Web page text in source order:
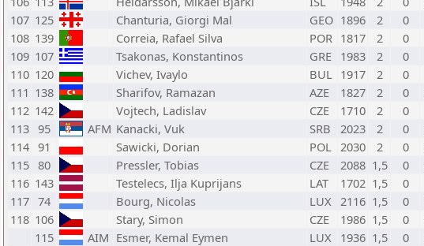
107 125 Chanturia, Giorgi Mal GEO 1896 2 0
108 139 Correia, Rafael Silva POR 1817 2 0
109 107 Tsakonas, Konstantinos GRE 1983 2 0
110 120 Vichev, Ivaylo BUL 1917 2 0
111 138 Sharifov, Ramazan AZE 1827 2 0
112 142 Vojtech, Ladislav CZE 1710 2 0
113 95 AFM Kanacki, Vuk SRB 2023 2 0
114 91 Sawicki, Dorian POL 2030 2 0
115 80 Pressler, Tobias CZE 2088 1,5 0
116 143 Testelecs, Ilja Kuprijans LAT 1702 1,5 0
117 74 Bourg, Nicolas LUX 2116 1,5 0
118 106 Stary, Simon CZE 1986 1,5 0
115
AIM Esmer, Kemal Eymen LUX 1936 1,5 0